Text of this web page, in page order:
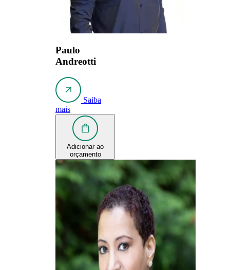
Paulo
Andreotti
Saiba
mais
Adicionar ao
orçamento